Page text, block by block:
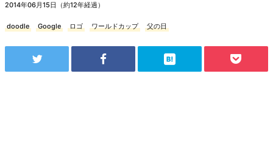
2014年06月15日（約12年経過）
doodle Google ロゴ ワールドカップ 父の日